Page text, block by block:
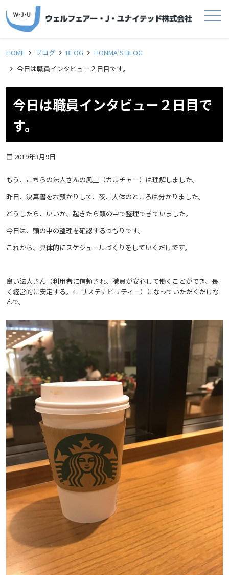
メニュー
HOME ブログ BLOG
HONMA’S BLOG
今日は職員インタビュー２日目です。
今日は職員インタビュー２日目で
す。
calendar_today 2019年3月9日
もう、こちらの法人さんの風土（カルチャー）は理解しました。
昨日、決算書をお預かりして、夜、大体のところは分かりました。
どうしたら、いいか、起きたら頭の中で整理できていました。
今日は、頭の中の整理を確認するつもりです。
これから、具体的にスケジュールづくりをしていくだけです。
良い法人さん（利用者に信頼され、職員が安心して働くことができ、長
く経営的に安定する。← サステナビリティー）になっていただくだけな
んで。